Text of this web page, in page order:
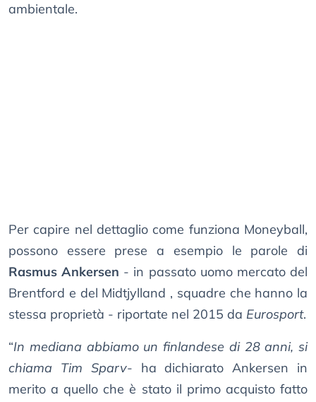
ambientale.
Per capire nel dettaglio come funziona Moneyball,
possono essere prese a esempio le parole di
Rasmus Ankersen - in passato uomo mercato del
Brentford e del Midtjylland , squadre che hanno la
stessa proprietà - riportate nel 2015 da Eurosport.
“In mediana abbiamo un finlandese di 28 anni, si
chiama Tim Sparv- ha dichiarato Ankersen in
merito a quello che è stato il primo acquisto fatto